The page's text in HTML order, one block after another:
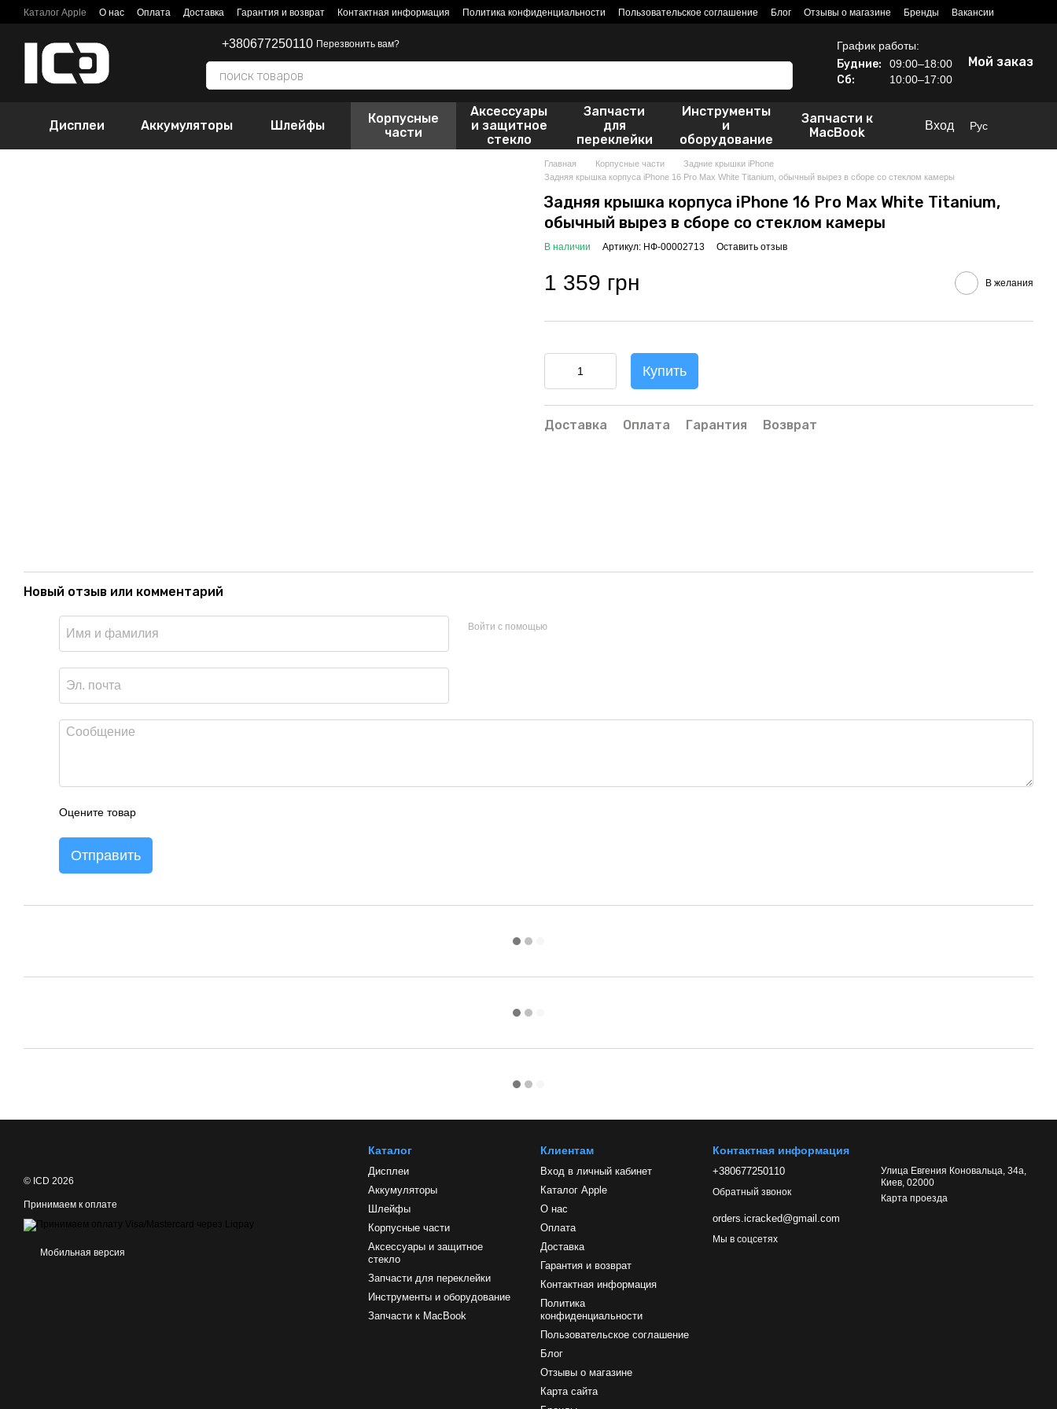
Перейти к основному контенту
Каталог Apple О нас Оплата Доставка Гарантия и возврат Контактная информация Политика конфиденциальности Пользовательское соглашение Блог Отзывы о магазине Бренды Вакансии
+380677250110 Перезвонить вам? График работы:
Будние: 09:00–18:00
Сб: 10:00–17:00
Мой заказ
Дисплеи Аккумуляторы Шлейфы
Корпусные
части
Аксессуары
и защитное
стекло
Запчасти
для
переклейки
Инструменты
и
оборудование
Запчасти к
MacBook
Вход Рус
Главная Корпусные части
Задние крышки iPhone
Задняя крышка корпуса iPhone 16 Pro Max White Titanium, обычный вырез в сборе со стеклом камеры
Задняя крышка корпуса iPhone 16 Pro Max White Titanium,
обычный вырез в сборе со стеклом камеры
В наличии Артикул: НФ-00002713 Оставить отзыв
1 359 грн В желания
Купить
Доставка Оплата Гарантия Возврат
Новый отзыв или комментарий
Войти с помощью
Оцените товар
Отправить
© ICD 2026
Принимаем к оплате
Мобильная версия
Каталог
Дисплеи
Аккумуляторы
Шлейфы
Корпусные части
Аксессуары и защитное
стекло
Запчасти для переклейки
Инструменты и оборудование
Запчасти к MacBook
Клиентам
Вход в личный кабинет
Каталог Apple
О нас
Оплата
Доставка
Гарантия и возврат
Контактная информация
Политика
конфиденциальности
Пользовательское соглашение
Блог
Отзывы о магазине
Карта сайта
Контактная информация
+380677250110
Обратный звонок
orders.icracked@gmail.com
Улица Евгения Коновальца, 34а,
Киев, 02000
Карта проезда
Мы в соцсетях